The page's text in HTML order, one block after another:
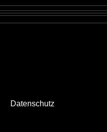
Datenschutz